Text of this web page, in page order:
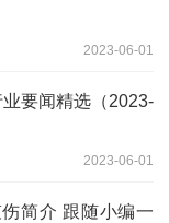
2023-06-01
要闻精选（2023-
2023-06-01
简介 跟随小编一